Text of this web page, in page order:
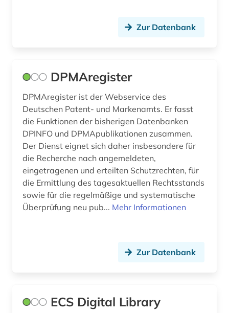
Zur Datenbank
DPMAregister
DPMAregister ist der Webservice des
Deutschen Patent- und Markenamts. Er fasst
die Funktionen der bisherigen Datenbanken
DPINFO und DPMApublikationen zusammen.
Der Dienst eignet sich daher insbesondere für
die Recherche nach angemeldeten,
eingetragenen und erteilten Schutzrechten, für
die Ermittlung des tagesaktuellen Rechtsstands
sowie für die regelmäßige und systematische
Überprüfung neu pub... Mehr Informationen
Zur Datenbank
ECS Digital Library